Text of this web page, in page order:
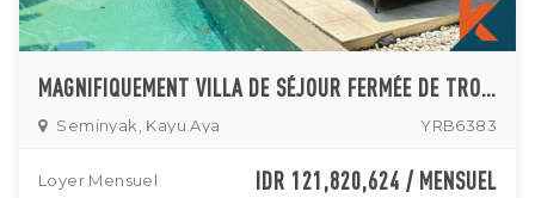
MAGNIFIQUEMENT VILLA DE SÉJOUR FERMÉE DE TROIS CHAMBRES DANS UN QUARTIER PRIVILÉGIÉ DE SEMINYAK
Seminyak, Kayu Aya YRB6383
Loyer Mensuel IDR 121,820,624 / MENSUEL